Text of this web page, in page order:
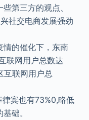
第三方的观点、
社交电商发展强劲
情的催化下，东南
联网用户总数达
互联网用户总
宾也有73%0,略低
础。